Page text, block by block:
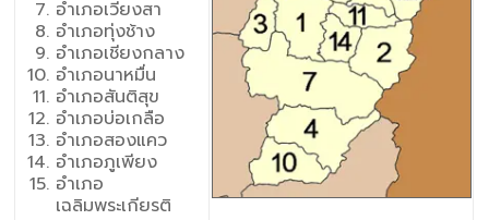
อำเภอเวียงสา
อำเภอทุ่งช้าง
อำเภอเชียงกลาง
อำเภอนาหมื่น
อำเภอสันติสุข
อำเภอบ่อเกลือ
อำเภอสองแคว
อำเภอภูเพียง
อำเภอ
เฉลิมพระเกียรติ